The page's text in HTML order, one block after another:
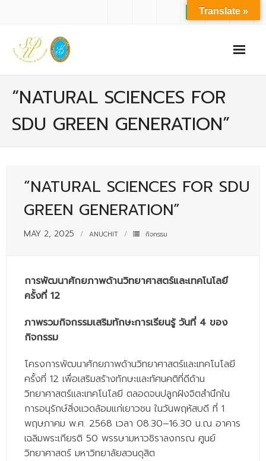
- ปรัชญาการจัดการศึกษา มหาวิทยาลัยสวนดุสิต
- ประวัติความเป็นมาของคณะ
- บุคลากร
- - สำนักงานคณะวิทยาศาสตร์และเทคโนโลยี
- - บุคลากรสนับสนุน
หลักสูตร
- วิทยาศาสตรบัณฑิต
- - วิทยาศาสตร์เครื่องสำอาง
- - อาชีวอนามัยและความปลอดภัย
- - อนามัยสิ่งแวดล้อมและสาธารณภัย
- - วิทยาศาสตร์การแพทย์
“NATURAL SCIENCES FOR
SDU GREEN GENERATION”
“NATURAL SCIENCES FOR SDU
GREEN GENERATION”
MAY 2, 2025 ANUCHIT กิจกรรม
การพัฒนาศักยภาพด้านวิทยาศาสตร์และเทคโนโลยี
ครั้งที่ 12
ภาพรวมกิจกรรมเสริมทักษะการเรียนรู้ วันที่ 4 ของ
กิจกรรม
โครงการพัฒนาศักยภาพด้านวิทยาศาสตร์และเทคโนโลยี
ครั้งที่ 12 เพื่อเสริมสร้างทักษะและทัศนคติที่ดีด้าน
วิทยาศาสตร์และเทคโนโลยี ตลอดจนปลูกฝังจิตสำนึกใน
การอนุรักษ์สิ่งแวดล้อมแก่เยาวชน ในวันพฤหัสบดี ที่ 1
พฤษภาคม พ.ศ. 2568 เวลา 08.30–16.30 น.ณ อาคาร
เฉลิมพระเกียรติ 50 พรรษามหาวชิราลงกรณ ศูนย์
วิทยาศาสตร์ มหาวิทยาลัยสวนดุสิต
Translate »